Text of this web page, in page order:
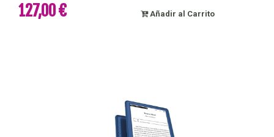
127,00 € Añadir al Carrito